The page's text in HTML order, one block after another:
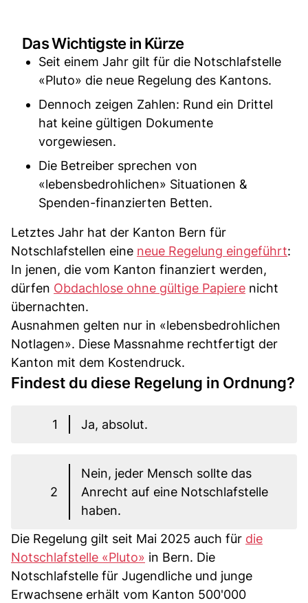
Das Wichtigste in Kürze
Seit einem Jahr gilt für die Notschlafstelle
«Pluto» die neue Regelung des Kantons.
Dennoch zeigen Zahlen: Rund ein Drittel
hat keine gültigen Dokumente
vorgewiesen.
Die Betreiber sprechen von
«lebensbedrohlichen» Situationen &
Spenden-finanzierten Betten.
Letztes Jahr hat der Kanton Bern für
Notschlafstellen eine neue Regelung eingeführt:
In jenen, die vom Kanton finanziert werden,
dürfen Obdachlose ohne gültige Papiere nicht
übernachten.
Ausnahmen gelten nur in «lebensbedrohlichen
Notlagen». Diese Massnahme rechtfertigt der
Kanton mit dem Kostendruck.
Findest du diese Regelung in Ordnung?
1 Ja, absolut.
2
Nein, jeder Mensch sollte das
Anrecht auf eine Notschlafstelle
haben.
Die Regelung gilt seit Mai 2025 auch für die
Notschlafstelle «Pluto» in Bern. Die
Notschlafstelle für Jugendliche und junge
Erwachsene erhält vom Kanton 500'000